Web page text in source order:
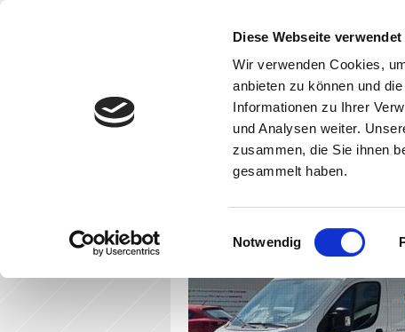
Diese Webseite
Wir verwenden Cookies,
anbieten zu können und
Informationen zu Ihrer
und Analysen weiter.
zusammen, die Sie ihnen
gesammelt haben.
Einwilligungsauswahl
Notwendig
Home